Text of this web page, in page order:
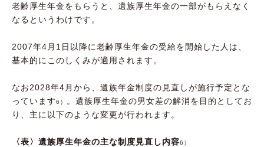
老齢厚生年金をもらうと、遺族厚生年金の一部がもらえなく
なるというわけです。
2007年4月1日以降に老齢厚生年金の受給を開始した人は、
基本的にこのしくみが適用されます。
なお2028年4月から、遺族年金制度の見直しが施行予定とな
っています6）
。遺族厚生年金の男女差の解消を目的としてお
り、主に以下のような変更が行われます。
〈表〉遺族厚生年金の主な制度見直し内容6）